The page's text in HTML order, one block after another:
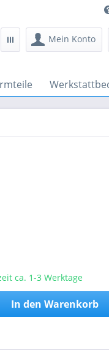
Mein Konto
ca. 1-3 Werktage
In den Warenkorb